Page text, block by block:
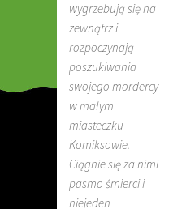
wygrzebują się na
zewnątrz i
rozpoczynają
poszukiwania
swojego mordercy
w małym
miasteczku –
Komiksowie.
Ciągnie się za nimi
pasmo śmierci i
niejeden